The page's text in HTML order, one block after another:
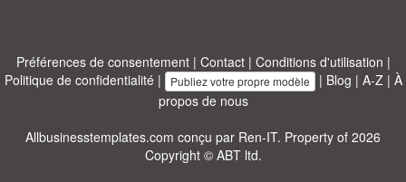
Préférences de consentement| Contact| Conditions d'utilisation |
Politique de confidentialité| Publiez votre propre modèle | Blog | A-Z| À
propos de nous
Allbusinesstemplates.com conçu par Ren-IT. Property of 2026
Copyright © ABT ltd.